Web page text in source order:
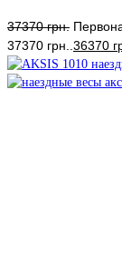
37370грн.
37370 грн.. 36370